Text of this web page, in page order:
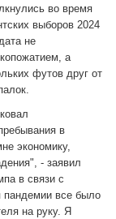
во время
выборов 2024
не
а
футов друг от
в
экономику,
- заявил
в связи с
пандемии все было
на руку. Я